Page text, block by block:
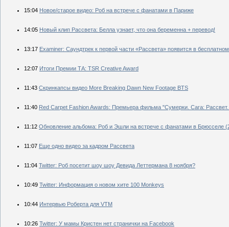
15:04 Новое/старое видео: Роб на встрече с фанатами в Париже
14:05 Новый клип Рассвета: Белла узнает, что она беременна + перевод!
13:17 Examiner: Саундтрек к первой части «Рассвета» появится в
12:07 Итоги Премии ТА: TSR Creative Award
11:43 Скринкапсы видео More Breaking Dawn New Footage BTS
11:40 Red Carpet Fashion Awards: Премьера фильма "Сумерки. Сага:
11:12 Обновление альбома: Роб и Эшли на встрече с фанатами в Брюсселе
11:07 Еще одно видео за кадром Рассвета
11:04 Twitter: Роб посетит шоу шоу Девида Леттермана 8 ноября?
10:49 Twitter: Информация о новом хите 100 Monkeys
10:44 Интервью Роберта для VTM
10:26 Twitter: У мамы Кристен нет странички на Facebook